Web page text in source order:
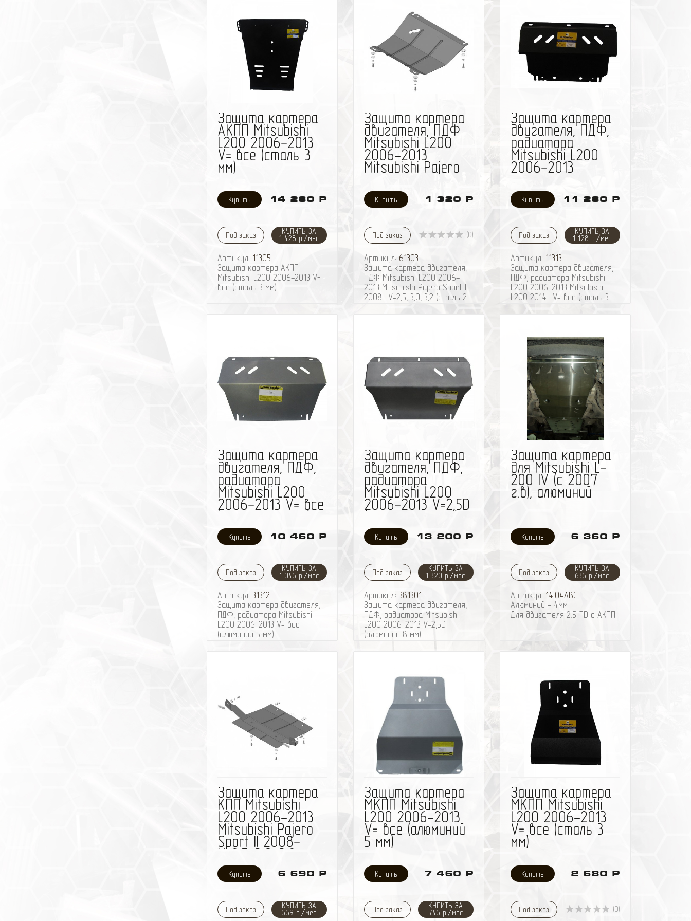
узлов и агрегатов,
расположенных в низших
точках автомобиля.
Защита картера
AКПП Mitsubishi
L200 2006-2013
V= все (сталь 3
мм)
14 280 Р
Под заказ
КУПИТЬ ЗА
1 428 р./мес
Артикул: 11305
Защита картера AКПП
Mitsubishi L200 2006-2013 V=
все (сталь 3 мм)
Защита картера
двигателя, ПДФ
Mitsubishi L200
2006-2013
Mitsubishi Pajero
Sport II 2008-
V=2,5, 3,0, 3,2
(сталь 2 мм)1 320 Р
Под заказ (0)
Артикул: 61303
Защита картера двигателя,
ПДФ Mitsubishi L200 2006-
2013 Mitsubishi Pajero Sport II
2008- V=2,5, 3,0, 3,2 (сталь 2
мм)
АКПП/МКПП
Защита картера
двигателя, ПДФ,
радиатора
Mitsubishi L200
2006-2013
Mitsubishi L200
2014- V= все
(сталь 3 мм)11 280 Р
Под заказ
КУПИТЬ ЗА
1 128 р./мес
Артикул: 11313
Защита картера двигателя,
ПДФ, радиатора Mitsubishi
L200 2006-2013 Mitsubishi
L200 2014- V= все (сталь 3
мм)
Защита картера
двигателя, ПДФ,
радиатора
Mitsubishi L200
2006-2013 V= все
(алюминий 5 мм)
10 460 Р
Под заказ
КУПИТЬ ЗА
1 046 р./мес
Артикул: 31312
Защита картера двигателя,
ПДФ, радиатора Mitsubishi
L200 2006-2013 V= все
(алюминий 5 мм)
Защита картера
двигателя, ПДФ,
радиатора
Mitsubishi L200
2006-2013 V=2,5D
(алюминий 8 мм)
13 200 Р
Под заказ
КУПИТЬ ЗА
1 320 р./мес
Артикул: 381301
Защита картера двигателя,
ПДФ, радиатора Mitsubishi
L200 2006-2013 V=2,5D
(алюминий 8 мм)
избранное сравнить
Защита картера
для Mitsubishi L-
200 IV (с 2007
г.в), алюминий
6 360 Р
Под заказ
КУПИТЬ ЗА
636 р./мес
Артикул: 14.04ABC
Алюминий - 4мм
Для двигателя 2.5 TD с АКПП
Защита картера
КПП Mitsubishi
L200 2006-2013
Mitsubishi Pajero
Sport II 2008-
V=2,5, 3,0, 3,2
(сталь 2 мм)6 690 Р
Под заказ
КУПИТЬ ЗА
669 р./мес
Защита картера
МКПП Mitsubishi
L200 2006-2013
V= все (алюминий
5 мм)
7 460 Р
Под заказ
КУПИТЬ ЗА
746 р./мес
Защита картера
МКПП Mitsubishi
L200 2006-2013
V= все (сталь 3
мм)
2 680 Р
Под заказ (0)